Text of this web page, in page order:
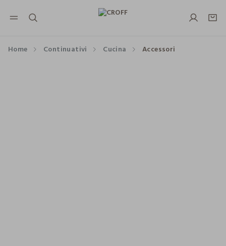
NAVIGATION.ARIA.GOTOMAINCONTENT
Home Continuativi Cucina Accessori